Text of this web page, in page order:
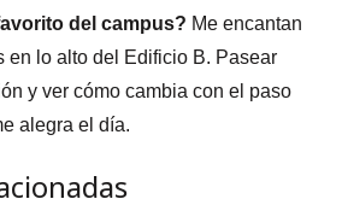
del campus? Me encantan
en lo alto del Edificio B. Pasear
y ver cómo cambia con el paso
alegra el día.